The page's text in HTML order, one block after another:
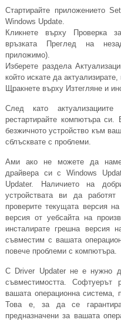
Стартирайте приложението
Windows Update.
Кликнете върху Проверка
връзката Преглед на
приложимо).
Изберете раздела
който искате да
Щракнете върху Изтегляне и
След като
рестартирайте компютъра
безжичното устройство към
сблъсквате с проблеми.
Ами ако не можете да
драйвера си с Windows
Updater. Наличието на
устройствата ви да
проверите текущата версия
версия от уебсайта на
инсталирате грешна версия
съвместим с вашата
повече проблеми с компютъра.
С Driver Updater не е нужно
съвместимостта. Софтуерът
вашата операционна система,
Това е, за да се
предназначени за вашата